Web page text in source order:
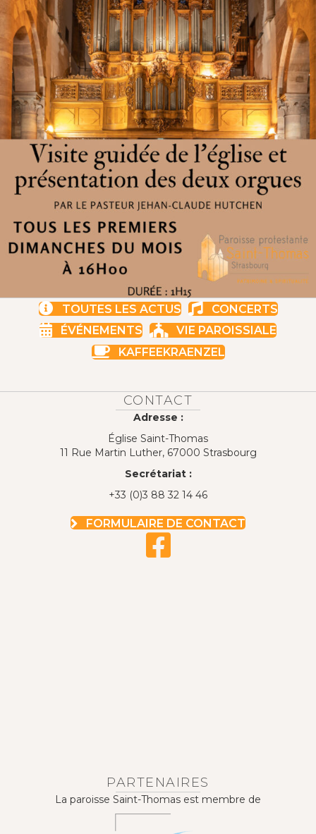
TOUTES LES ACTUS
CONCERTS
ÉVÉNEMENTS
VIE PAROISSIALE
KAFFEEKRAENZEL
CONTACT
Adresse :
Église Saint-Thomas
11 Rue Martin Luther, 67000 Strasbourg
Secrétariat :
+33 (0)3 88 32 14 46
FORMULAIRE DE CONTACT
PARTENAIRES
La paroisse Saint-Thomas est membre de